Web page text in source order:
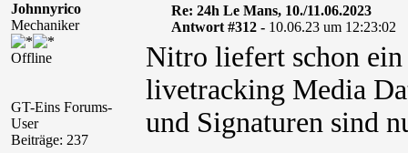
Johnnyrico
Mechaniker
Offline
GT-Eins Forums-
User
Beiträge: 237
Re: 24h Le Mans, 10./11.06.2023
Antwort #312 - 10.06.23 um 12:23:02
Nitro liefert schon ein
livetracking Media
und Signaturen sind